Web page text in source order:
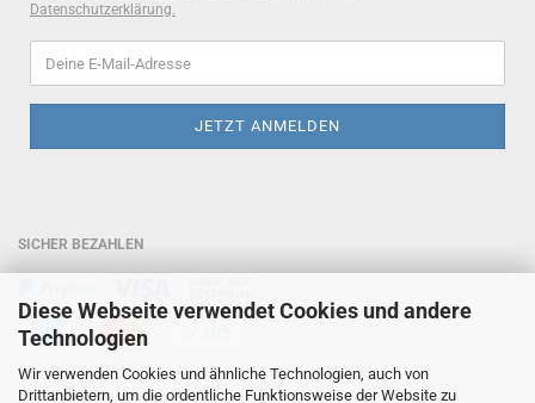
Diese Webseite verwendet Cookies und andere
Technologien
Wir verwenden Cookies und ähnliche Technologien, auch von
Drittanbietern, um die ordentliche Funktionsweise der Website zu
Datenschutzerklärung.
SICHER BEZAHLEN
HOTLINE